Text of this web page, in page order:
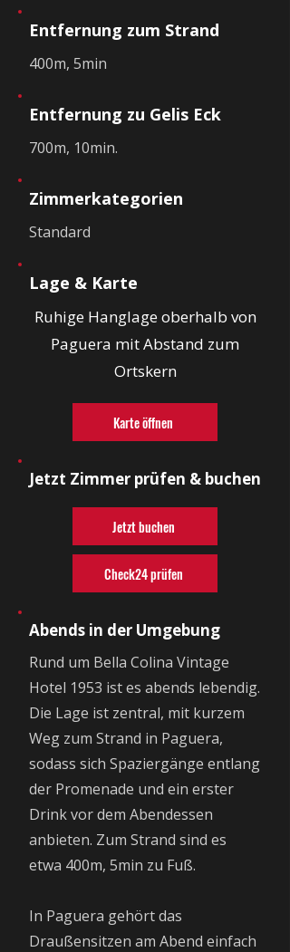
Entfernung zum Strand
400m, 5min
Entfernung zu Gelis Eck
700m, 10min.
Zimmerkategorien
Standard
Lage & Karte
Ruhige Hanglage oberhalb von
Paguera mit Abstand zum
Ortskern
Karte öffnen
Jetzt Zimmer prüfen & buchen
Jetzt buchen
Check24 prüfen
Abends in der Umgebung
Rund um Bella Colina Vintage
Hotel 1953 ist es abends lebendig.
Die Lage ist zentral, mit kurzem
Weg zum Strand in Paguera,
sodass sich Spaziergänge entlang
der Promenade und ein erster
Drink vor dem Abendessen
anbieten. Zum Strand sind es
etwa 400m, 5min zu Fuß.
In Paguera gehört das
Draußensitzen am Abend einfach